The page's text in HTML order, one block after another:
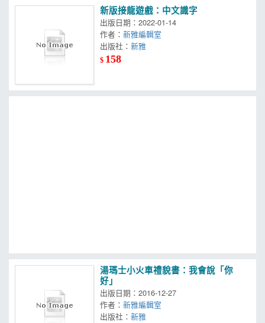
新版接龍遊戲：中文識字
出版日期：2022-01-14
作者：新雅編輯室
出版社：
$ 158
湯瑪士小火車禮貌書：我會說「你
好」
出版日期：2016-12-27
作者：新雅編輯室
出版社：
中文書
外文書